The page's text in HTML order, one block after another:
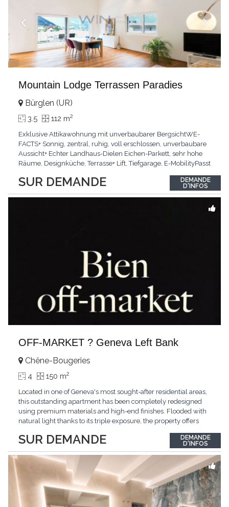
Mountain Lodge Terrassen Paradies
SUR DEMANDE
Bürglen (UR)
3.5 112 m2
Exklusive Attikawohnung mit unverbaubarer BergsichtWE-
FACTS+ Sonnig, zentral, ruhig, voll erschlossen, unverbaubare
Aussicht+ Echter Landhaus-Dielen Eichen-Parkett, sehr hohe
Räume, Designküche, Terrasse+ Lift, Tiefgarage, E-MobilityPasst
ArchitekturKLARTEXT: Grosszügig, sonnig und kompromisslos
hochwertig mit Logenplatz.Interessiert?...
DEMANDE
D'INFOS
OFF-MARKET ? Geneva Left Bank
SUR DEMANDE
Chêne-Bougeries
4 150 m2
Located in one of Geneva's most sought-after residential areas,
this outstanding apartment has been completely redesigned
using premium materials and high-end finishes. Flooded with
natural light thanks to its triple exposure, the property offers
master suite, elegant reception areas, and a spacious terrace
overlooking a peaceful and green...
DEMANDE
D'INFOS